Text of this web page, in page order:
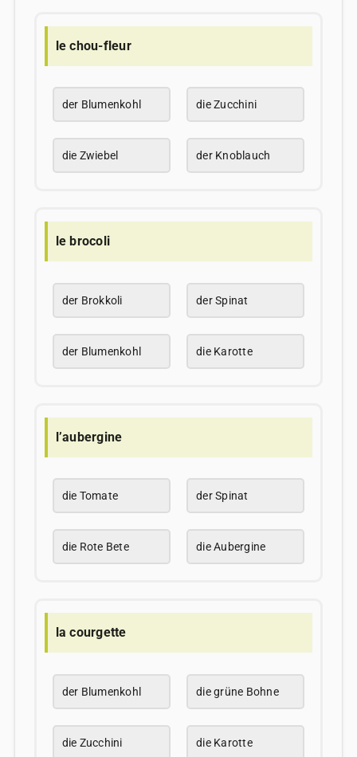
le chou-fleur
der Blumenkohl die Zucchini
die Zwiebel der Knoblauch
le brocoli
der Brokkoli der Spinat
der Blumenkohl die Karotte
l’aubergine
die Tomate der Spinat
die Rote Bete die Aubergine
la courgette
der Blumenkohl die grüne Bohne
die Zucchini die Karotte